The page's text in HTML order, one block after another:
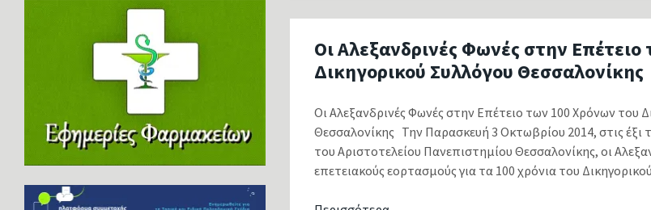
Οι Αλεξανδρινές Φωνές στην
Δικηγορικού Συλλόγου Θεσσαλονίκης
Οι Αλεξανδρινές Φωνές στην Επέτειο των 100 Χρόνων του
Θεσσαλονίκης Την Παρασκευή 3 Οκτωβρίου 2014, στις έξι
του Αριστοτελείου Πανεπιστημίου Θεσσαλονίκης, οι
επετειακούς εορτασμούς για τα 100 χρόνια του